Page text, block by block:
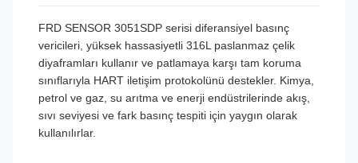
FRD SENSOR 3051SDP serisi diferansiyel basınç
vericileri, yüksek hassasiyetli 316L paslanmaz çelik
diyaframları kullanır ve patlamaya karşı tam koruma
sınıflarıyla HART iletişim protokolünü destekler. Kimya,
petrol ve gaz, su arıtma ve enerji endüstrilerinde akış,
sıvı seviyesi ve fark basınç tespiti için yaygın olarak
kullanılırlar.